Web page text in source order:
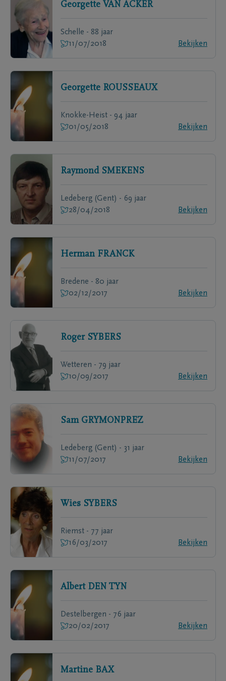
Georgette VAN ACKER
Schelle - 88 jaar
11/07/2018
Bekijken
Georgette ROUSSEAUX
Knokke-Heist - 94 jaar
01/05/2018
Bekijken
Raymond SMEKENS
Ledeberg (Gent) - 69 jaar
28/04/2018
Bekijken
Herman FRANCK
Bredene - 80 jaar
02/12/2017
Bekijken
Roger SYBERS
Wetteren - 79 jaar
10/09/2017
Bekijken
Sam GRYMONPREZ
Ledeberg (Gent) - 31 jaar
11/07/2017
Bekijken
Wies SYBERS
Riemst - 77 jaar
16/03/2017
Bekijken
Albert DEN TYN
Destelbergen - 76 jaar
20/02/2017
Bekijken
Martine BAX